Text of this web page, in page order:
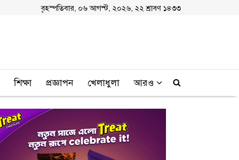
বৃহস্পতিবার, ০৬ আগস্ট, ২০২৬, ২২ শ্রাবণ ১৪৩৩
শিক্ষা প্রজ্ঞাপন খেলাধুলা আরও